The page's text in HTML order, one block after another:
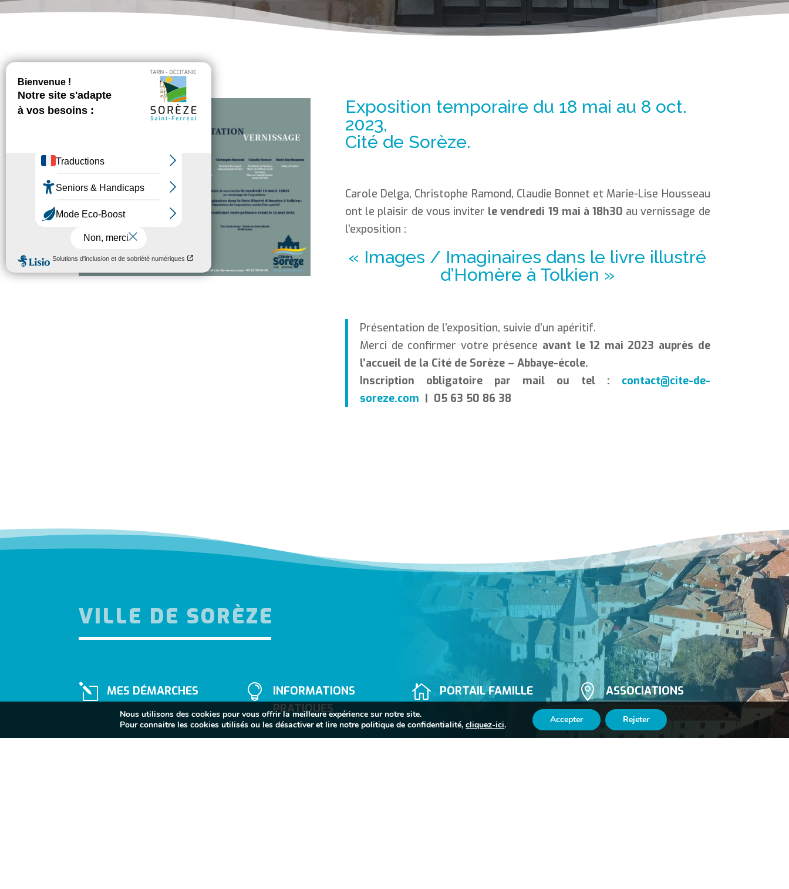
Exposition temporaire du 18 mai au 8 oct.
2023,
Cité de Sorèze.
Carole Delga, Christophe Ramond, Claudie Bonnet et Marie-Lise Housseau
ont le plaisir de vous inviter le vendredi 19 mai à 18h30 au vernissage de
l’exposition :
« Images / Imaginaires dans le livre illustré
d’Homère à Tolkien »
Présentation de l’exposition, suivie d’un apéritif.
Merci de confirmer votre présence avant le 12 mai 2023 auprès de
l’accueil de la Cité de Sorèze – Abbaye-école.
Inscription obligatoire par mail ou tel : contact@cite-de-
soreze.com | 05 63 50 86 38
VILLE DE SORÈZE
l MES DÉMARCHES 
INFORMATIONS
PRATIQUES
 PORTAIL FAMILLE  ASSOCIATIONS
Nous utilisons des cookies pour vous offrir la meilleure expérience sur notre site.
Pour connaitre les cookies utilisés ou les désactiver et lire notre politique de confidentialité,cliquez-ici. Accepter Rejeter